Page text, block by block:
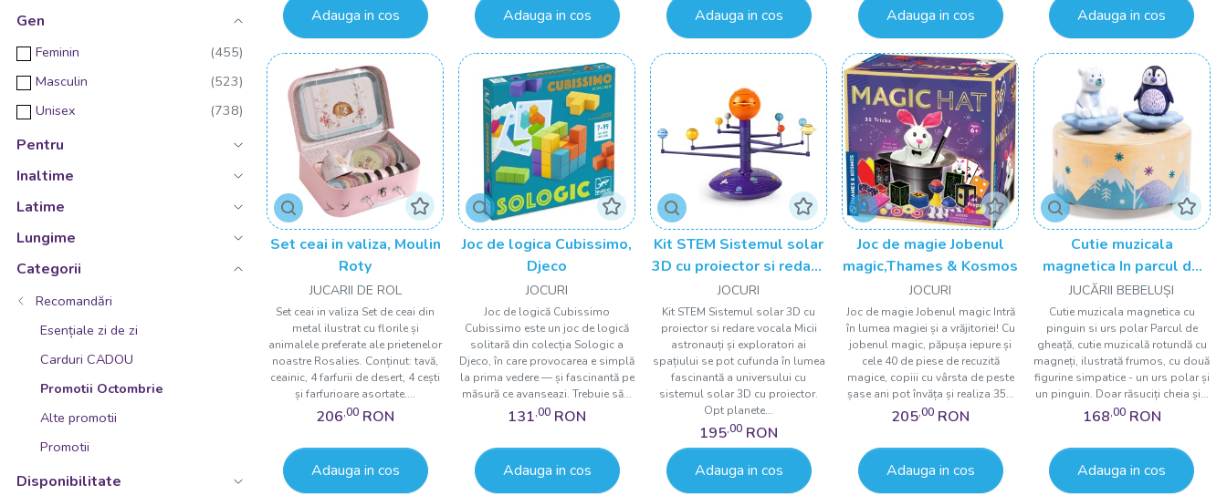
TopBright ScienceCan
Playshifu
Gigo Toys
Minmimcph
Bakoba
TY
Sunny Games
National Geographic
Zapf
CreativaMente
PLUSURI STIP
ArtGreco Desen
Fridolin
5 ani +
6 ani+
6 luni+
6 - 9
6 luni +
6 ani
6 - 9 Ani
6 ani +
7 ani+
7 ani
8 ani+
8 ani
Rosu
Roz
TURQUOISE
Verde
Gen
Feminin
Masculin
Unisex
Pentru
Inaltime
Latime
Lungime
Categorii
Recomandări
Esențiale zi de zi
Carduri CADOU
Promotii Octombrie
Alte promotii
Promotii
Disponibilitate
Adauga in cos Adauga in cos Adauga in cos Adauga in cos
Adauga in cos
Set ceai in valiza, Moulin
Roty
JUCARII DE ROL
Set ceai in valiza Set de ceai din
metal ilustrat cu florile și
animalele preferate ale prietenelor
noastre Rosalies. Conținut: tavă,
ceainic, 4 farfurii de desert, 4 cești
și farfurioare asortate....
206,00 RON
Adauga in cos
Joc de logica Cubissimo,
Djeco
JOCURI
Joc de logică Cubissimo
Cubissimo este un joc de logică
solitară din colecția Sologic a
Djeco, în care provocarea e simplă
la prima vedere — și fascinantă pe
măsură ce avanseazi. Trebuie să...
131,00 RON
Adauga in cos
Kit STEM Sistemul solar
3D cu proiector si redare
vocala, TopBright
JOCURI
Kit STEM Sistemul solar 3D cu
proiector si redare vocala Micii
astronauți și exploratori ai
spațiului se pot cufunda în lumea
fascinantă a universului cu
sistemul solar 3D cu proiector.
Opt planete...
195,00 RON
Adauga in cos
Joc de magie Jobenul
magic,Thames & Kosmos
JOCURI
Joc de magie Jobenul magic Intră
în lumea magiei și a vrăjitoriei! Cu
jobenul magic, păpușa iepure și
cele 40 de piese de recuzită
magice, copiii cu vârsta de peste
șase ani pot învăța și realiza 35...
205,00 RON
Adauga in cos
Cutie muzicala
magnetica In parcul de
gheata, Djeco
JUCĂRII BEBELUȘI
Cutie muzicala magnetica cu
pinguin si urs polar Parcul de
gheață, cutie muzicală rotundă cu
magneți, ilustrată frumos, cu două
figurine simpatice - un urs polar și
un pinguin. Doar răsuciți cheia și...
168,00 RON
Adauga in cos